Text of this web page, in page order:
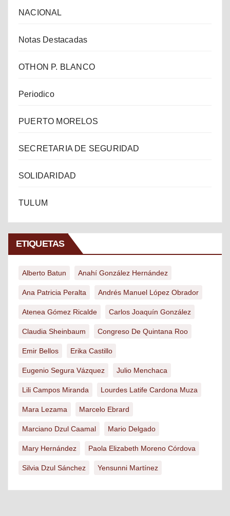
NACIONAL
Notas Destacadas
OTHON P. BLANCO
Periodico
PUERTO MORELOS
SECRETARIA DE SEGURIDAD
SOLIDARIDAD
TULUM
ETIQUETAS
Alberto Batun Anahí González Hernández
Ana Patricia Peralta Andrés Manuel López Obrador
Atenea Gómez Ricalde Carlos Joaquín González
Claudia Sheinbaum Congreso De Quintana Roo
Emir Bellos Erika Castillo
Eugenio Segura Vázquez Julio Menchaca
Lili Campos Miranda Lourdes Latife Cardona Muza
Mara Lezama Marcelo Ebrard
Marciano Dzul Caamal Mario Delgado
Mary Hernández Paola Elizabeth Moreno Córdova
Silvia Dzul Sánchez Yensunni Martínez